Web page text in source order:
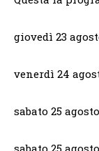
giovedì 23
venerdì 24
sabato 25
sabato 25